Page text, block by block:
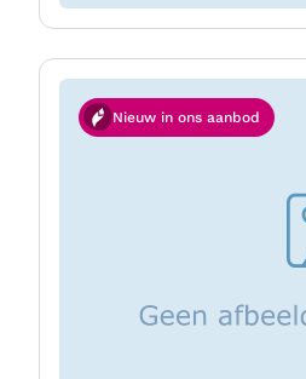
Nieuw in ons aanbod